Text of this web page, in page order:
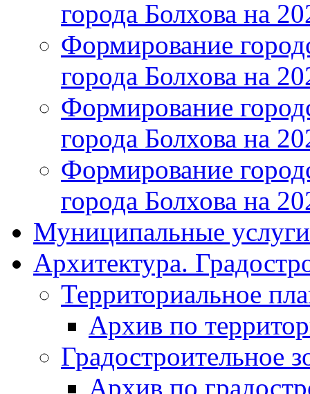
города Болхова на
Формирование
города Болхова на
Формирование
города Болхова на
Формирование
города Болхова на
Муниципальные услуги
Архитектура.
Территориальное
Архив по
Градостроительное
Архив по